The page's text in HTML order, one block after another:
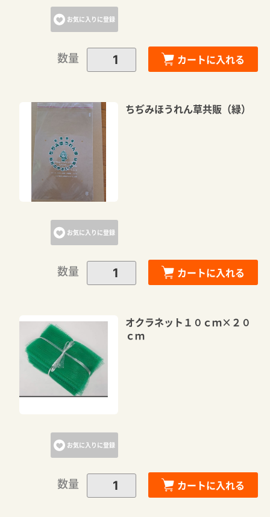
お気に入りに登録
数量 カートに入れる
お気に入りに登録
ちぢみほうれん草共販（緑）
数量 カートに入れる
お気に入りに登録
オクラネット１０ｃｍ×２０
ｃｍ
数量 カートに入れる